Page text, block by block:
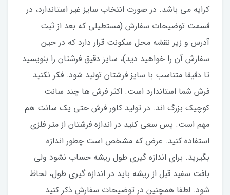
کرایه می باشد. در صورت انتخاب سایز غیر استاندارد، در
قسمت توضیحات سفارش (مستطیلی که بعد از ثبت
آدرس و زیر نقشه محل سکونت قرار دارد که در حین
سفارش آن را خواهید دید)، سایز دقیق فرشتان را بنویسید
تا دقیقا متناسب با سایز فرشتان تولید شود. فکر نکنید
فرش شما استاندارد است. اکثر فرش ها چند سانت
کوچیک بزرگ اند. در تولید کاور فرش حتی یک سانت هم
مهم است. پس سعی کنید در اندازه فرشتان از متر فلزی
استفاده کنید‌. عرض که مشخص است چطور اندازه
بگیرید. برای اندازه گیری طول ریشه حساب نشود ولی
بافت سفید قبل از ریشه باید در اندازه گیری طول، لحاظ
شود. لطفا همچنین در توضیحات سفارش ذکر کنید